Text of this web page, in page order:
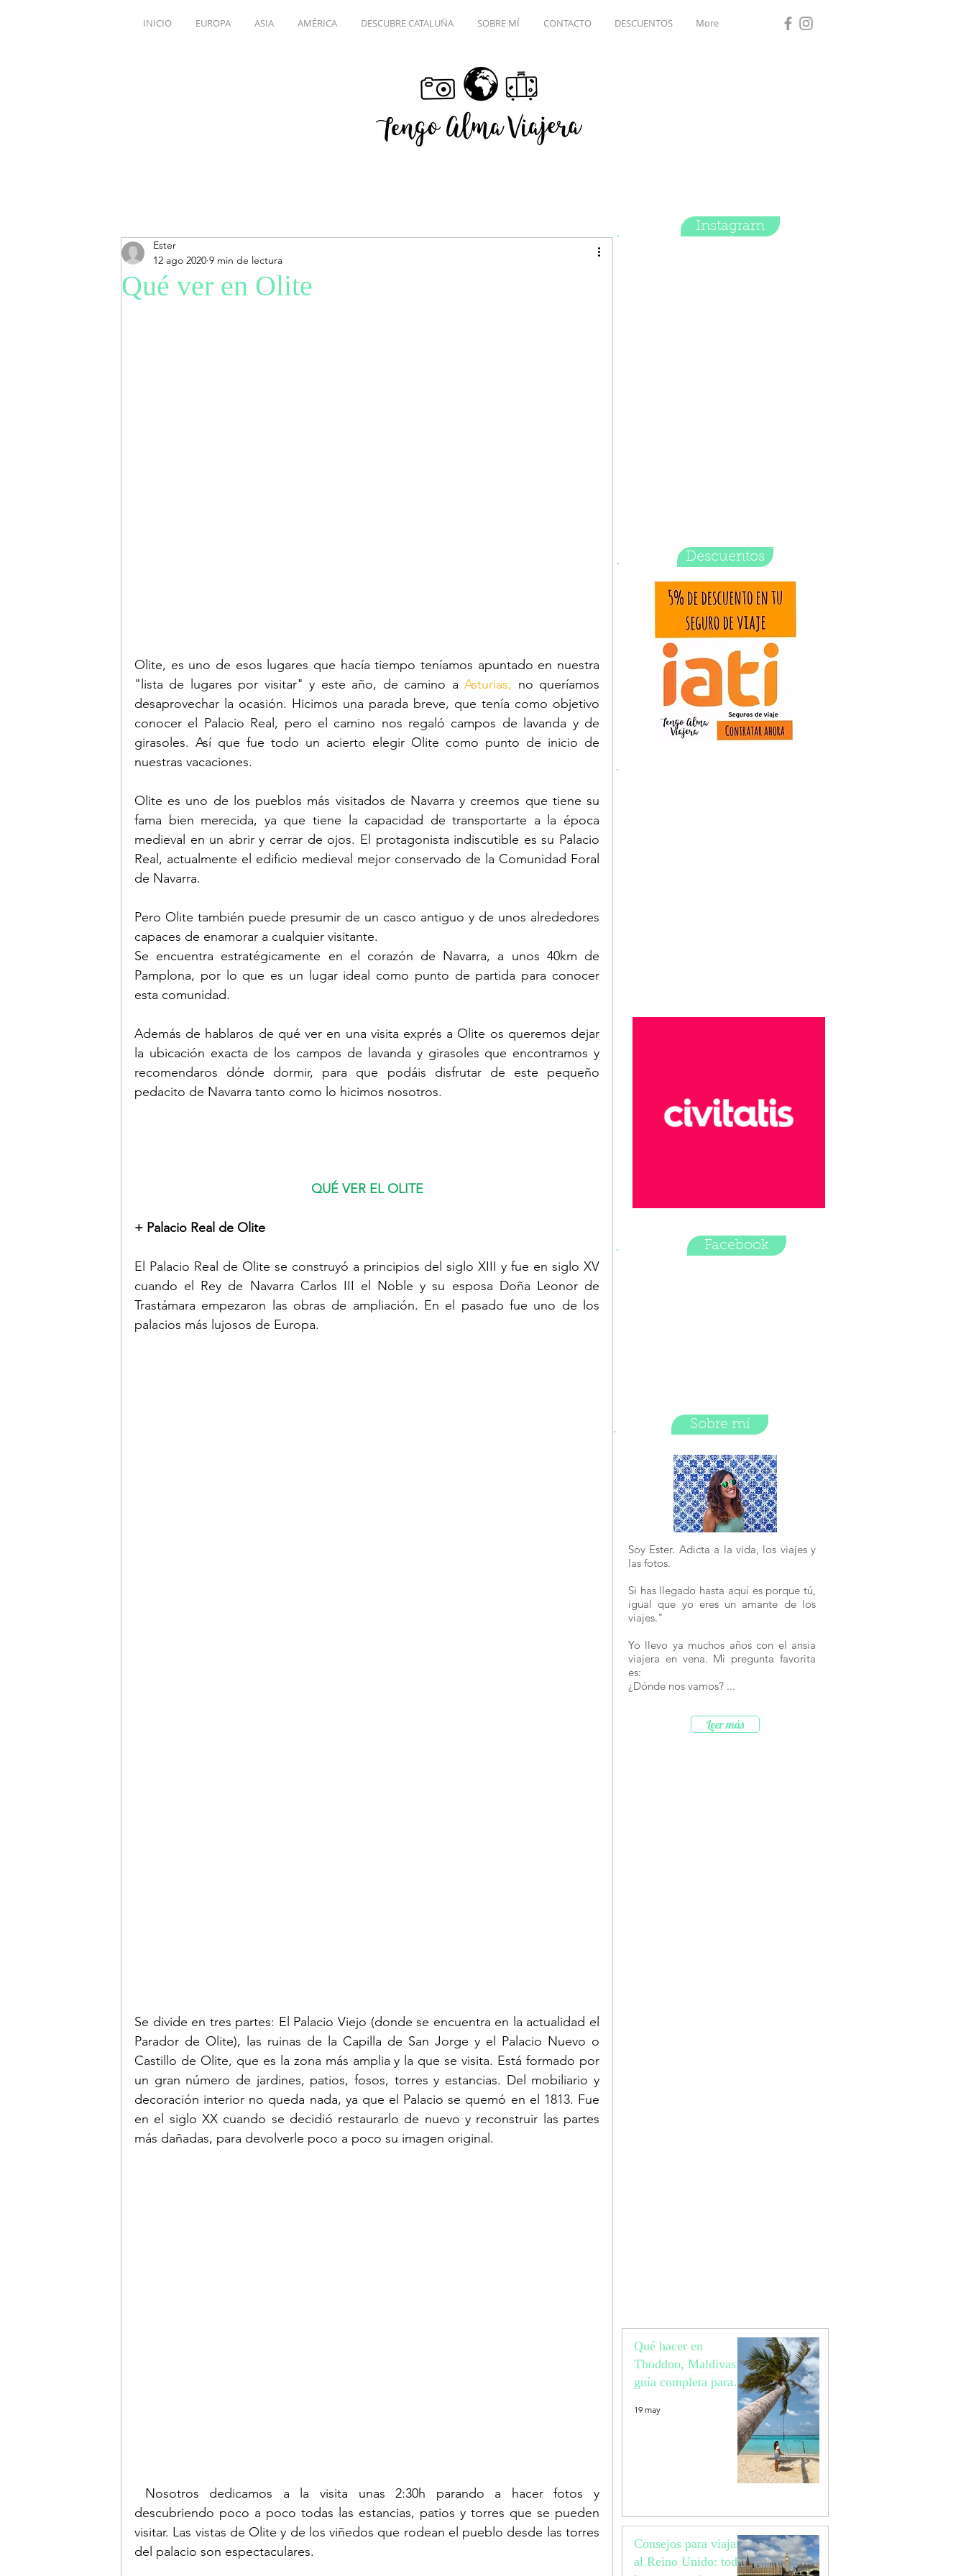
INICIO EUROPA ASIA AMÉRICA DESCUBRE CATALUÑA SOBRE MÍ CONTACTO DESCUENTOS More
Qué ver en Olite
Ester
12 ago 2020 9 min de lectura
Olite, es uno de esos lugares que hacía tiempo teníamos apuntado en nuestra
"lista de lugares por visitar" y este año, de camino a Asturias, no queríamos
desaprovechar la ocasión. Hicimos una parada breve, que tenía como objetivo
conocer el Palacio Real, pero el camino nos regaló campos de lavanda y de
girasoles. Así que fue todo un acierto elegir Olite como punto de inicio de
nuestras vacaciones.
Olite es uno de los pueblos más visitados de Navarra y creemos que tiene su
fama bien merecida, ya que tiene la capacidad de transportarte a la época
medieval en un abrir y cerrar de ojos. El protagonista indiscutible es su Palacio
Real, actualmente el edificio medieval mejor conservado de la Comunidad Foral
de Navarra.
Pero Olite también puede presumir de un casco antiguo y de unos alrededores
capaces de enamorar a cualquier visitante.
Se encuentra estratégicamente en el corazón de Navarra, a unos 40km de
Pamplona, por lo que es un lugar ideal como punto de partida para conocer
esta comunidad.
Además de hablaros de qué ver en una visita exprés a Olite os queremos dejar
la ubicación exacta de los campos de lavanda y girasoles que encontramos y
recomendaros dónde dormir, para que podáis disfrutar de este pequeño
pedacito de Navarra tanto como lo hicimos nosotros.
QUÉ VER EL OLITE
+ Palacio Real de Olite
El Palacio Real de Olite se construyó a principios del siglo XIII y fue en siglo XV
cuando el Rey de Navarra Carlos III el Noble y su esposa Doña Leonor de
Trastámara empezaron las obras de ampliación. En el pasado fue uno de los
palacios más lujosos de Europa.
Se divide en tres partes: El Palacio Viejo (donde se encuentra en la actualidad el
Parador de Olite), las ruinas de la Capilla de San Jorge y el Palacio Nuevo o
Castillo de Olite, que es la zona más amplia y la que se visita. Está formado por
un gran número de jardines, patios, fosos, torres y estancias. Del mobiliario y
decoración interior no queda nada, ya que el Palacio se quemó en el 1813. Fue
en el siglo XX cuando se decidió restaurarlo de nuevo y reconstruir las partes
más dañadas, para devolverle poco a poco su imagen original.
descubriendo poco a poco todas las estancias, patios y torres que se pueden
visitar. Las vistas de Olite y de los viñedos que rodean el pueblo desde las torres
del palacio son espectaculares.
Instagram
Descuentos
Facebook
Sobre mí
Leer más
Soy Ester. Adicta a la vida, los viajes y
las fotos.
Si has llegado hasta aquí es porque tú,
igual que yo eres un amante de los
viajes."
Yo llevo ya muchos años con el ansia
viajera en vena. Mi pregunta favorita
es:
¿Dónde nos vamos? ...
Qué hacer en
Thoddoo, Maldivas:
guía completa para
viajar a una isla local
paradisíaca
19 may
Consejos para viajar
al Reino Unido: todo